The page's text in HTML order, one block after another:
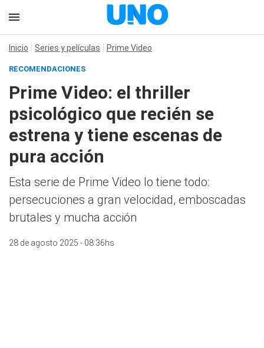
Inicio Series y películas Prime Video
RECOMENDACIONES
Prime Video: el thriller
psicológico que recién se
estrena y tiene escenas de
pura acción
Esta serie de Prime Video lo tiene todo:
persecuciones a gran velocidad, emboscadas
brutales y mucha acción
28 de agosto 2025 - 08:36hs